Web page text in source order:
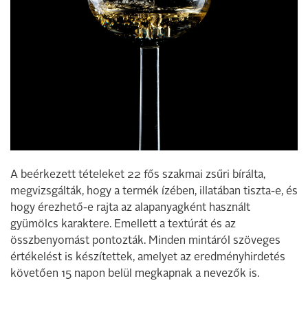
A beérkezett tételeket 22 fős szakmai zsűri bírálta,
megvizsgálták, hogy a termék ízében, illatában tiszta-e, és
hogy érezhető-e rajta az alapanyagként használt
gyümölcs karaktere. Emellett a textúrát és az
összbenyomást pontozták. Minden mintáról szöveges
értékelést is készítettek, amelyet az eredményhirdetés
követően 15 napon belül megkapnak a nevezők is.